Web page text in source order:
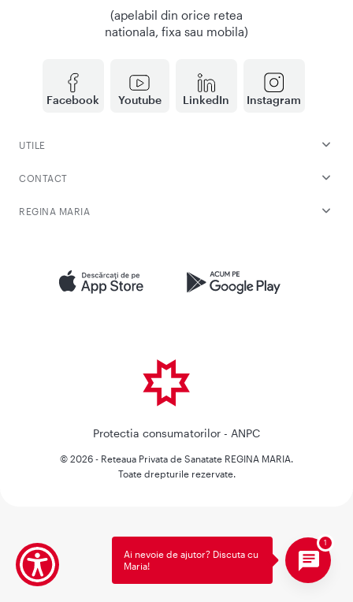
Facebook Youtube LinkedIn Instagram
(apelabil din orice retea
nationala, fixa sau mobila)
UTILE
CONTACT
REGINA MARIA
Protectia consumatorilor - ANPC
© 2026 - Reteaua Privata de Sanatate REGINA MARIA.
Toate drepturile rezervate.
Ai nevoie de ajutor? Discuta cu
Maria!